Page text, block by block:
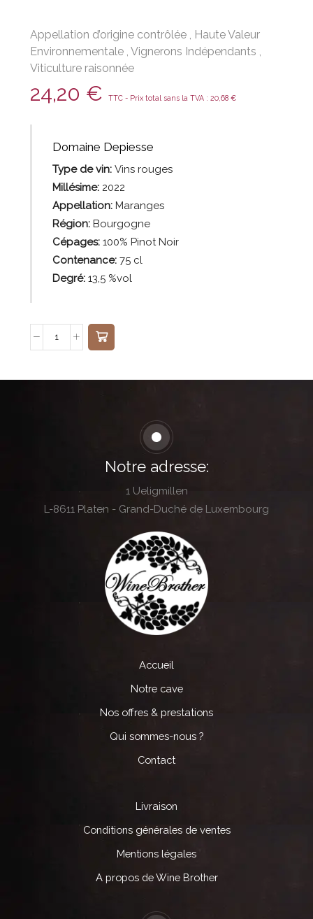
Appellation d’origine contrôlée
Haute Valeur
Environnementale Vignerons Indépendants
Viticulture raisonnée
24,20 € TTC - Prix total sans la TVA : 20,68 €
Domaine Depiesse
Type de vin: Vins rouges
Millésime: 2022
Appellation:Maranges
Région: Bourgogne
Cépages: 100% Pinot Noir
Contenance: 75 cl
Degré:13,5 %vol
Notre adresse:
1 Ueligmillen
L-8611 Platen - Grand-Duché de Luxembourg
Accueil
Notre cave
Nos offres & prestations
Qui sommes-nous ?
Contact
Livraison
Conditions générales de ventes
Mentions légales
A propos de Wine Brother